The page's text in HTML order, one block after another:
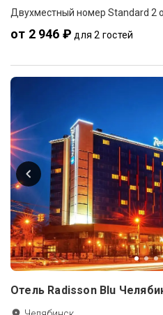
Двухместный номер Standard 2
от 2 946 ₽ для 2 гостей
Отель Radisson Blu